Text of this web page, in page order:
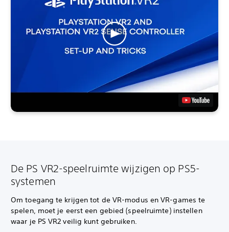
De PS VR2-speelruimte wijzigen op PS5-
systemen
Om toegang te krijgen tot de VR-modus en VR-games te
spelen, moet je eerst een gebied (speelruimte) instellen
waar je PS VR2 veilig kunt gebruiken.